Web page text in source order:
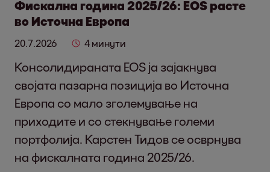
Фискална година 2025/26: EOS расте
во Источна Европа
20.7.2026 4 минути
Консолидираната EOS ја зајакнува
својата пазарна позиција во Источна
Европа со мало зголемување на
приходите и со стекнување големи
портфолија. Карстен Тидов се осврнува
на фискалната година 2025/26.